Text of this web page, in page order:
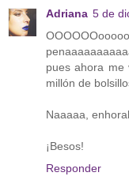
Adriana 5 de
pues ahora me
millón de
Naaaaa,
¡Besos!
Responder